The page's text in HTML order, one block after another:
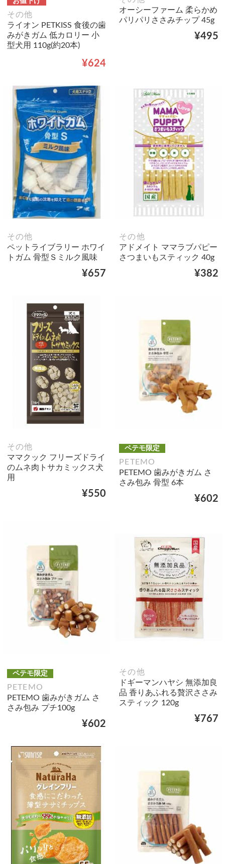
その他
ライオン PETKISS 食後の歯
みがきガム 低カロリー 小
型犬用 110g(約20本)
¥624
オーシーファーム 柔らかめ
パリパリささみチップ 45g
¥495
その他
ペットライブラリー ホワイ
トガム 骨型Ｓミルク風味
¥657
その他
アドメイト ママラブパピー
さつまいもスティック 40g
¥382
その他
ママクック フリーズドライ
のムネ肉トサカミックス犬
用
¥550
ペテモ限定
PETEMO
PETEMO 歯みがきガム さ
さみ包み 骨型 6本
¥602
ペテモ限定
PETEMO
PETEMO 歯みがきガム さ
さみ包み プチ100g
¥602
その他
ドギーマンハヤシ 無添加良
品 香りあふれる贅沢ささみ
スティック 120g
¥767